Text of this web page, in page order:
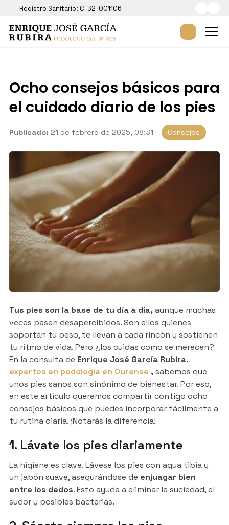
Registro Sanitario: C-32-001106
Ocho consejos básicos para
el cuidado diario de los pies
Publicado: 21 de febrero de 2025, 08:31 Consejos
Tus pies son la base de tu día a día,aunque muchas
veces pasen desapercibidos. Son ellos quienes
soportan tu peso, te llevan a cada rincón y sostienen
tu ritmo de vida. Pero ¿los cuidas como se merecen?
En la consulta de Enrique José García Rubira,
expertos en podología en Ourense ,sabemos que
unos pies sanos son sinónimo de bienestar. Por eso,
en este artículo queremos compartir contigo ocho
consejos básicos que puedes incorporar fácilmente a
tu rutina diaria. ¡Notarás la diferencia!
1. Lávate los pies diariamente
La higiene es clave. Lávese los pies con agua tibia y
un jabón suave, asegurándose de enjuagar bien
entre los dedos. Esto ayuda a eliminar la suciedad, el
sudor y posibles bacterias.